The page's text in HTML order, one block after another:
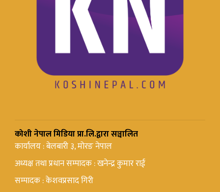
कोशी नेपाल मिडिया प्रा.लि.द्वारा सञ्चालित
कार्यालय : बेलबारी ३, मोरङ नेपाल
अध्यक्ष तथा प्रधान सम्पादक : खनेन्द्र कुमार राई
सम्पादक : केशवप्रसाद गिरी